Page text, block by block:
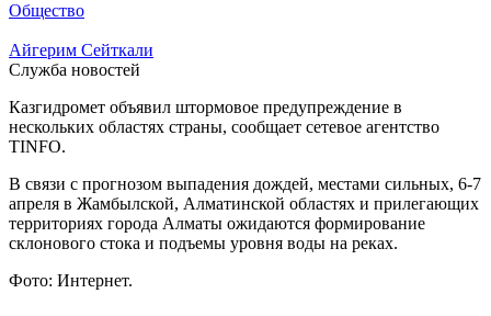
Общество
Айгерим Сейткали
Служба новостей
Казгидромет объявил штормовое предупреждение в
нескольких областях страны, сообщает сетевое агентство
TINFO.
В связи с прогнозом выпадения дождей, местами сильных, 6-7
апреля в Жамбылской, Алматинской областях и прилегающих
территориях города Алматы ожидаются формирование
склонового стока и подъемы уровня воды на реках.
Фото: Интернет.